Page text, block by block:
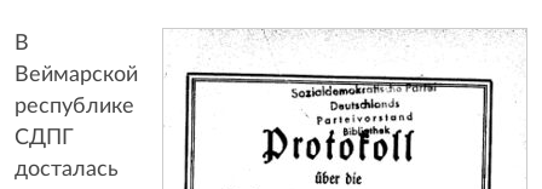
В
Веймарской
республике
СДПГ
досталась